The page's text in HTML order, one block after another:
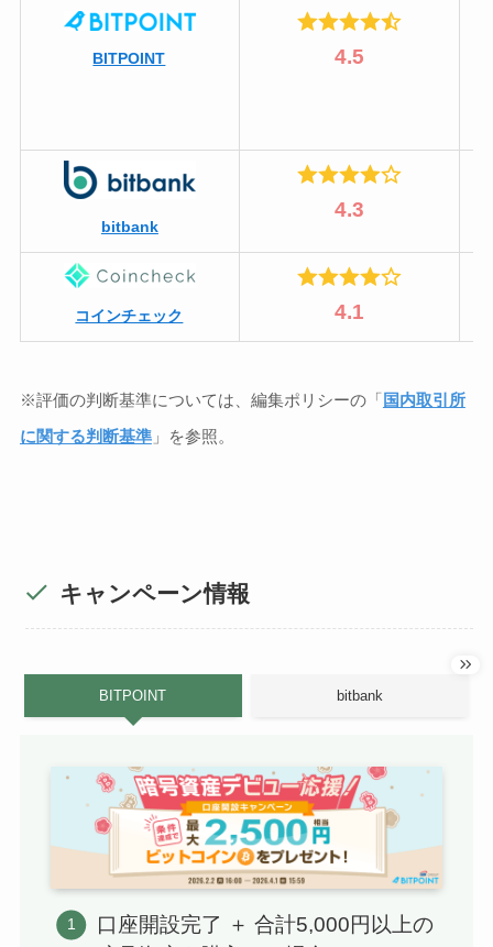
BITPOINT 4.5
bitbank
4.3
コインチェック 4.1
※評価の判断基準については、編集ポリシーの「国内取引所
に関する判断基準」を参照。
キャンペーン情報
BITPOINT bitbank
口座開設完了 ＋ 合計5,000円以上の